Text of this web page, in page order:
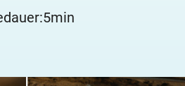
5min